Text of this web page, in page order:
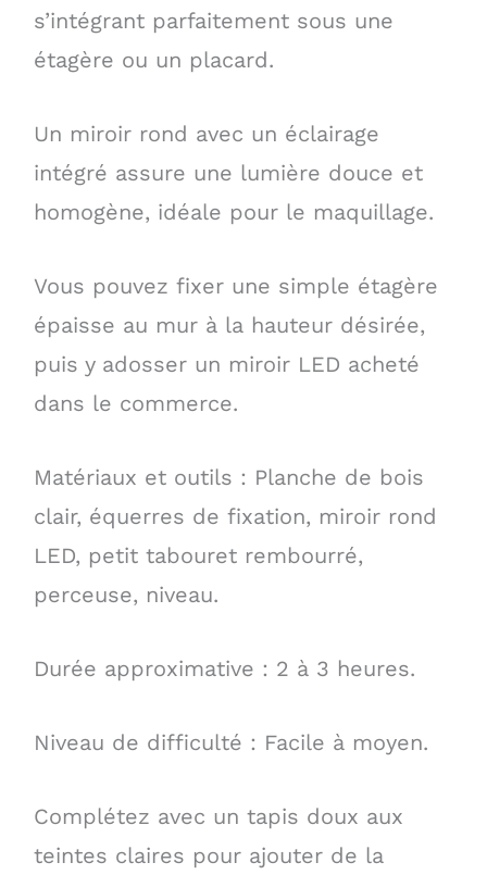
s’intégrant parfaitement sous une
étagère ou un placard.
Un miroir rond avec un éclairage
intégré assure une lumière douce et
homogène, idéale pour le maquillage.
Vous pouvez fixer une simple étagère
épaisse au mur à la hauteur désirée,
puis y adosser un miroir LED acheté
dans le commerce.
Matériaux et outils : Planche de bois
clair, équerres de fixation, miroir rond
LED, petit tabouret rembourré,
perceuse, niveau.
Durée approximative : 2 à 3 heures.
Niveau de difficulté : Facile à moyen.
Complétez avec un tapis doux aux
teintes claires pour ajouter de la